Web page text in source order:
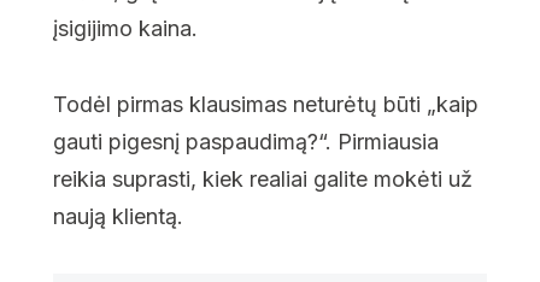
įsigijimo kaina.
Todėl pirmas klausimas neturėtų būti „kaip
gauti pigesnį paspaudimą?“. Pirmiausia
reikia suprasti, kiek realiai galite mokėti už
naują klientą.